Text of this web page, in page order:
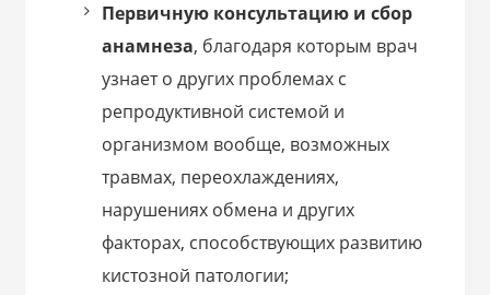
Первичную консультацию и сбор
анамнеза, благодаря которым врач
узнает о других проблемах с
репродуктивной системой и
организмом вообще, возможных
травмах, переохлаждениях,
нарушениях обмена и других
факторах, способствующих развитию
кистозной патологии;